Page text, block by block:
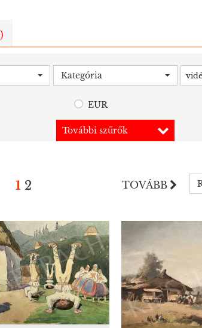
)
Kategória
EUR
További szűrők
1 2 TOVÁBB